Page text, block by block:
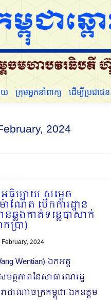
យ ក្រុមអ្នកនាំពាក្យ ដើម្បីប្រជាជន
2024
ធិប្បាយ សម្ដេច
ែត បើកការដ្ឋាន
លងកាត់ទន្លេបាសាក់
ប្រា)
February, 2024
Wentian) ឯកអគ្គ
ត្ថភាពនៃសាធារណរដ្ឋ
ាជាណាចក្រកម្ពុជា ឯកឧត្តម
រកថា/ការអធិប្បាយ ក្រុមអ្នកនាំពាក្យ